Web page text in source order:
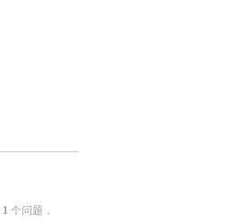
1 个问题，